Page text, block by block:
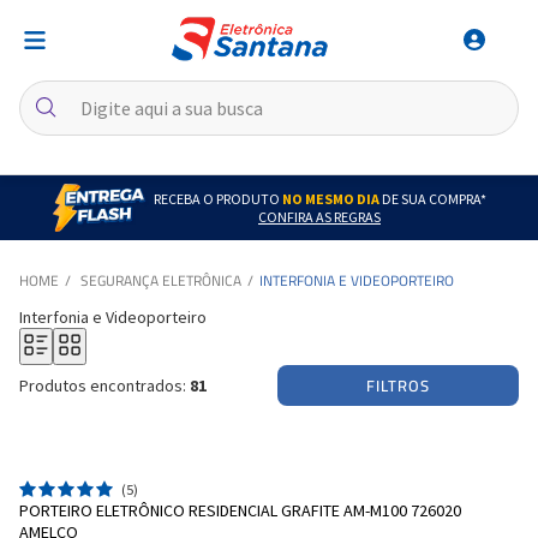
RECEBA O PRODUTO NO MESMO DIADE SUA COMPRA*
CONFIRA AS REGRAS
SEGURANÇA ELETRÔNICA INTERFONIA E VIDEOPORTEIRO
Interfonia e Videoporteiro
Produtos encontrados: 81 FILTROS
(5)
PORTEIRO ELETRÔNICO RESIDENCIAL GRAFITE AM-M100 726020
AMELCO